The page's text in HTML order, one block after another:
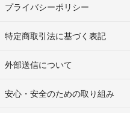
プライバシーポリシー
特定商取引法に基づく表記
外部送信について
安心・安全のための取り組み